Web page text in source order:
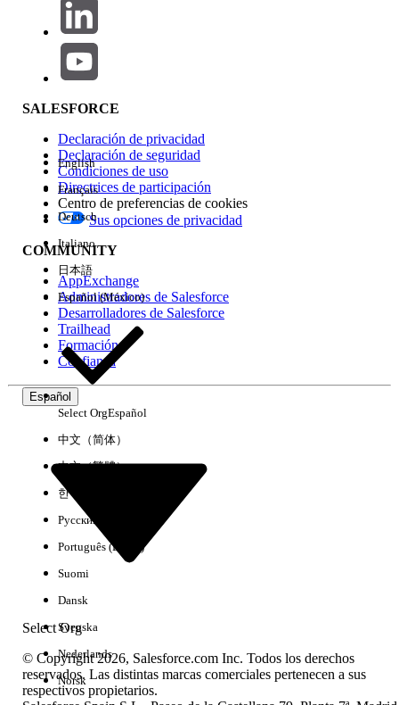
Repercusión de función
Edición
Experiencia
No hay resultados
SALESFORCE
Declaración de privacidad
Declaración de seguridad
Condiciones de uso
Directrices de participación
Centro de preferencias de cookies
Sus opciones de privacidad
COMMUNITY
AppExchange
Administradores de Salesforce
Desarrolladores de Salesforce
Trailhead
Formación
Confianza
Español
Select Org
English
Français
Deutsch
Italiano
日本語
Español (México)
Select OrgEspañol
中文（简体）
中文（繁體）
한국어
Русский
Português (Brasil)
Suomi
Dansk
Svenska
Nederlands
Norsk
© Copyright 2026, Salesforce.com Inc. Todos los derechos
reservados. Las distintas marcas comerciales pertenecen a sus
respectivos propietarios.